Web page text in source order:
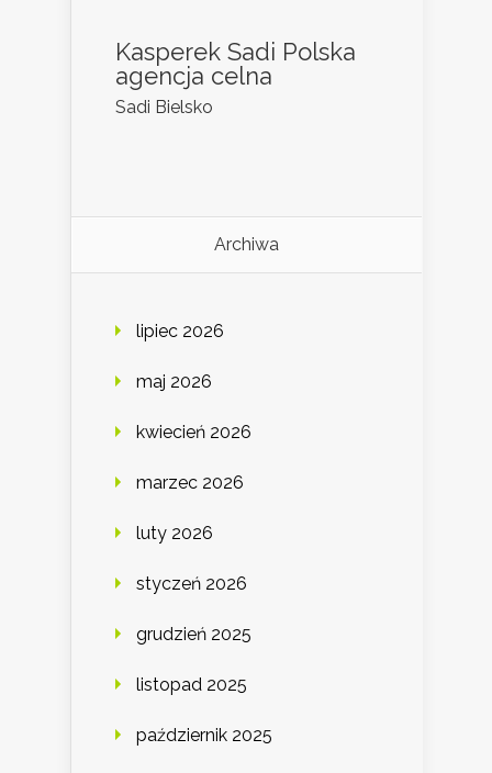
Kasperek Sadi Polska
agencja celna
Sadi Bielsko
Archiwa
lipiec 2026
maj 2026
kwiecień 2026
marzec 2026
luty 2026
styczeń 2026
grudzień 2025
listopad 2025
październik 2025